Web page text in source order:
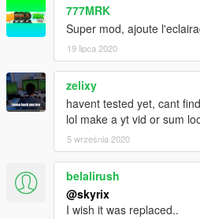
777MRK
Super mod, ajoute
19 lipca 2020
zelixy
havent tested yet, cant
lol make a yt vid or sum
5 września 2020
belalirush
@skyrix
I wish it was replaced..